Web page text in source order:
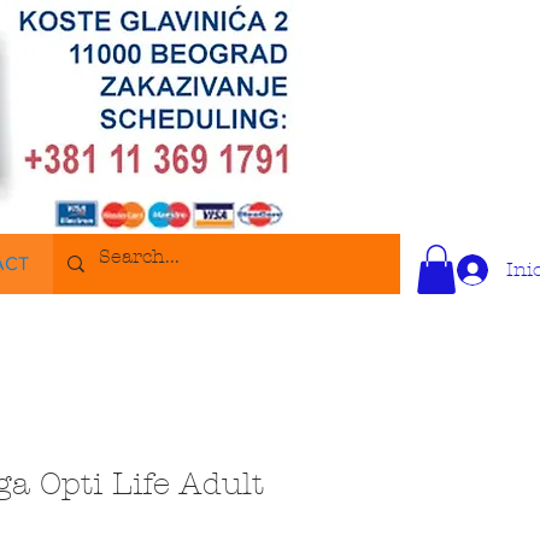
Opti Life Adult